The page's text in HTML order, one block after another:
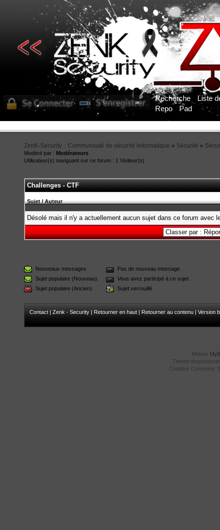
Recherche
Liste
Repo
Pad
ZenK-Security :: Communauté de sécurité informatique » Sécurité »
Modéré par : Modérateurs
Utilisateur(s) naviguant sur ce forum : 1 Visiteur(s)
Challenges - CTF
Sujet/Auteur
Désolé mais il n'y a actuellement aucun sujet dans ce forum avec
Nouveaux messages
Sujet populaire (Nouveau).
Sujet populaire (Ancien).
Pas de nouveau message.
Vous avez participé à ce sujet.
Sujet verrouillé
Contact | Zenk - Security | Retourner en haut | Retourner au contenu | Version
Moteur
Theme
Creative Commons